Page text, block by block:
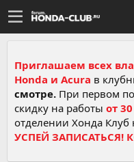
Приглашаем всех
Honda и Acura в
смотре. При первом
скидку на работы от
отделении Хонда Клуб
УСПЕЙ ЗАПИСАТЬСЯ!